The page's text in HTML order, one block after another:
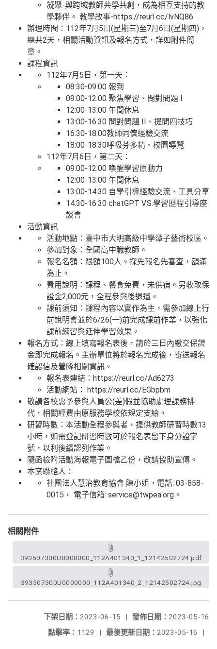
凝聚-與跨域教師共學共創，成為相互支持的教
學夥伴。 教學故事-https://reurl.cc/lvNQ86
辦理時間：112年7月5日(星期三)至7月6日(星期四)，
總共2天，相關活動資訊及報名方式，詳如附件簡
章。
課程資訊
112年7月5日，第一天：
08:30-09:00 報到
09:00-12:00 聚焦學習、問對問題 I
12:00-13:00 午間休息
13:00-16:30 問對問題 II、提問四技巧
16:30-18:00教師同儕經驗交流
18:00-18:30呼吸芬多精、校園導覽
112年7月6日，第二天：
09:00-12:00 喚醒學習原動力
12:00-13:00 午間休息
13:00-14:30 自學引導經驗交流、工具分享
14:30-16:30 chatGPT V.S.學習歷程引導座
談會
活動資訊
活動地點：臺中市大明高級中學潭子藝術校區。
參加對象：全國高中職教師。
報名名額：限額100人。採先報名先審查，額滿
為止。
費用說明：課程、餐食免費，未供宿。另收取保
證金2,000元，全程參與後退還。
課前須知：課程內容以實作為主，需參加線上行
前說明會並於6/26(一)前完成課前作業，以強化
課前練習與延伸學習效果。
報名方式：線上填寫報名表後，請於三日內繳交保證
金即完成報名。主辦單位將於報名完成後，寄送報名
確認信及營隊相關資訊。
報名表連結：https://reurl.cc/Ad6273
活動網站： https://reurl.cc/EGbpbm
敬請各校惠予參與人員公(差)假並協助處理課務排
代，相關經費由原服務學校依規定支給。
研習時數：本活動全程參與者，提供教師研習時數13
小時，如需登記研習時數可於報名表留下身分證字
號，以利後續認列作業。
隨函檢附活動海報電子圖檔乙份，敬請協助宣傳。
本案聯絡人：
社團法人慧治教育協會 陳小姐，電話: 03-858-
0015， 電子信箱: service@twpea.org。
相關附件
393507300U0000000_112A401340_1_12142502724.pdf
393507300U0000000_112A401340_2_12142502724.jpg
發佈日期： 2023-05-16
下架日期： 2023-06-15
|
最後更新日期： 2023-05-16 |
點擊率： 1129 |